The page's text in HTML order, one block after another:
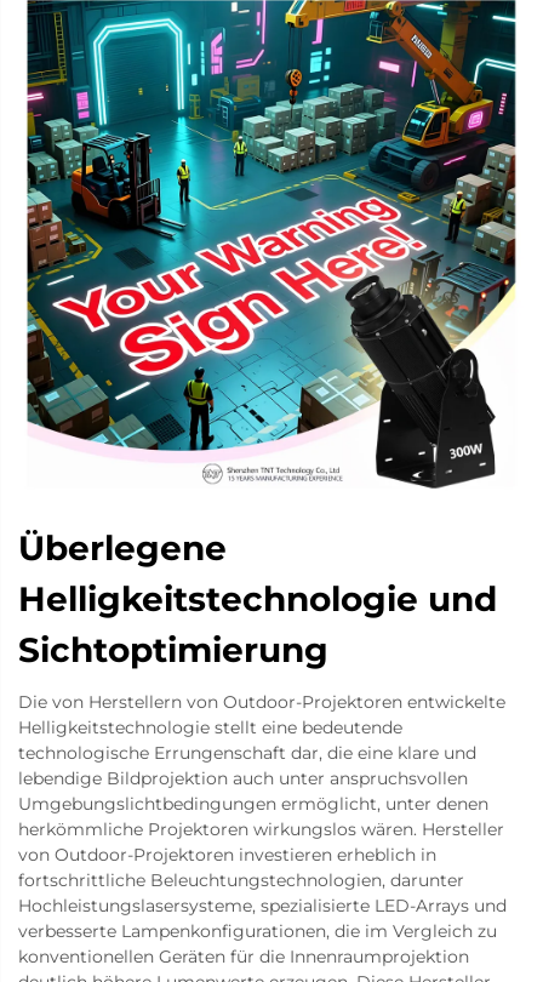
Überlegene
Helligkeitstechnologie und
Sichtoptimierung
Die von Herstellern von Outdoor-Projektoren entwickelte
Helligkeitstechnologie stellt eine bedeutende
technologische Errungenschaft dar, die eine klare und
lebendige Bildprojektion auch unter anspruchsvollen
Umgebungslichtbedingungen ermöglicht, unter denen
herkömmliche Projektoren wirkungslos wären. Hersteller
von Outdoor-Projektoren investieren erheblich in
fortschrittliche Beleuchtungstechnologien, darunter
Hochleistungslasersysteme, spezialisierte LED-Arrays und
verbesserte Lampenkonfigurationen, die im Vergleich zu
konventionellen Geräten für die Innenraumprojektion